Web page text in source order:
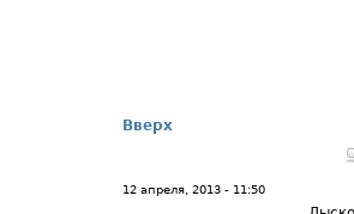
Вверх
12 апреля, 2013 - 11:50